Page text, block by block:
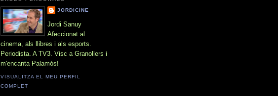
JORDICINE
Jordi Sanuy
Afeccionat al
cinema, als llibres i als esports.
Periodista. A TV3. Visc a Granollers i
m'encanta Palamós!
VISUALITZA EL MEU PERFIL
COMPLET